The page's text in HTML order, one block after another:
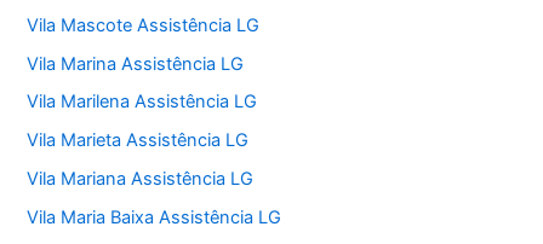
Vila Mascote Assistência LG
Vila Marina Assistência LG
Vila Marilena Assistência LG
Vila Marieta Assistência LG
Vila Mariana Assistência LG
Vila Maria Baixa Assistência LG